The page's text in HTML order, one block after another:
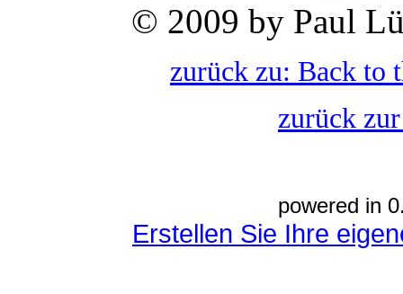
© 2009 by Paul
zurück zu: Back to
zurück
powered in
Erstellen Sie Ihre